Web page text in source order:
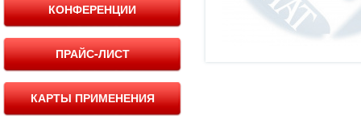
КОНФЕРЕНЦИИ
ПРАЙС-ЛИСТ
КАРТЫ ПРИМЕНЕНИЯ